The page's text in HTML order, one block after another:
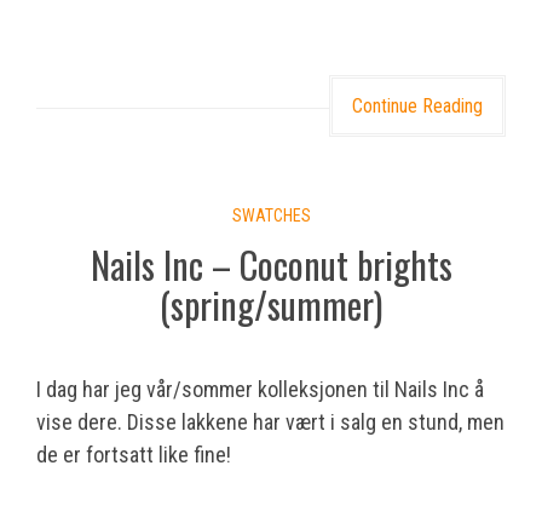
Continue Reading
SWATCHES
Nails Inc – Coconut brights
(spring/summer)
I dag har jeg vår/sommer kolleksjonen til Nails Inc å
vise dere. Disse lakkene har vært i salg en stund, men
de er fortsatt like fine!